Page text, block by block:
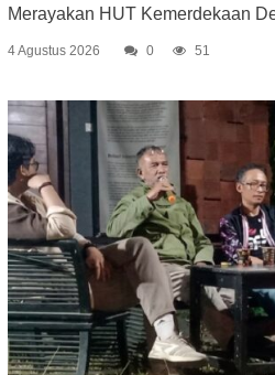
Merayakan HUT Kemerdekaan
4 Agustus 2026 0 51